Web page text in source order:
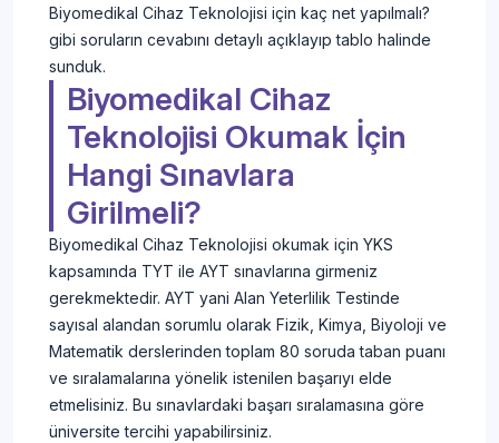
Biyomedikal Cihaz Teknolojisi için kaç net yapılmalı?
gibi soruların cevabını detaylı açıklayıp tablo halinde
sunduk.
Biyomedikal Cihaz
Teknolojisi Okumak İçin
Hangi Sınavlara
Girilmeli?
Biyomedikal Cihaz Teknolojisi okumak için YKS
kapsamında TYT ile AYT sınavlarına girmeniz
gerekmektedir. AYT yani Alan Yeterlilik Testinde
sayısal alandan sorumlu olarak Fizik, Kimya, Biyoloji ve
Matematik derslerinden toplam 80 soruda taban puanı
ve sıralamalarına yönelik istenilen başarıyı elde
etmelisiniz. Bu sınavlardaki başarı sıralamasına göre
üniversite tercihi yapabilirsiniz.